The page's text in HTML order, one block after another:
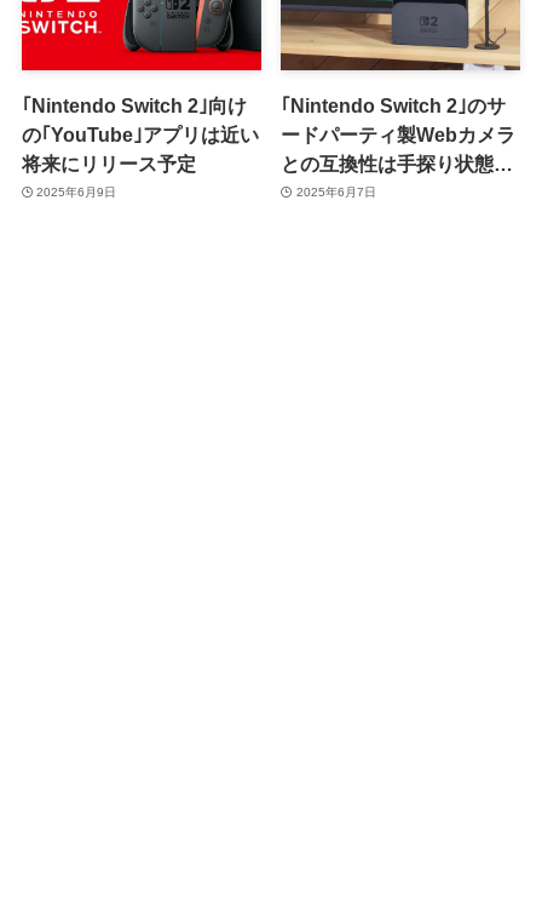
｢Nintendo Switch 2｣向け
の｢YouTube｣アプリは近い
将来にリリース予定
2025年6月9日
｢Nintendo Switch 2｣のサ
ードパーティ製Webカメラ
との互換性は手探り状態｜
現時点での動作確認リスト
2025年6月7日